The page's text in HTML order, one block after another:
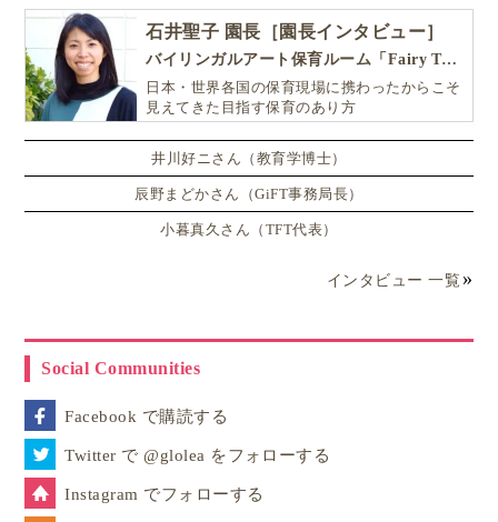
石井聖子 園長［園長インタビュー］
バイリンガルアート保育ルーム「Fairy Tale（フェアリーテイル）」
日本・世界各国の保育現場に携わったからこそ
見えてきた目指す保育のあり方
井川好ニさん（教育学博士）
辰野まどかさん（GiFT事務局長）
小暮真久さん（TFT代表）
インタビュー 一覧
Social Communities
Facebook で購読する
Twitter で @glolea をフォローする
Instagram でフォローする